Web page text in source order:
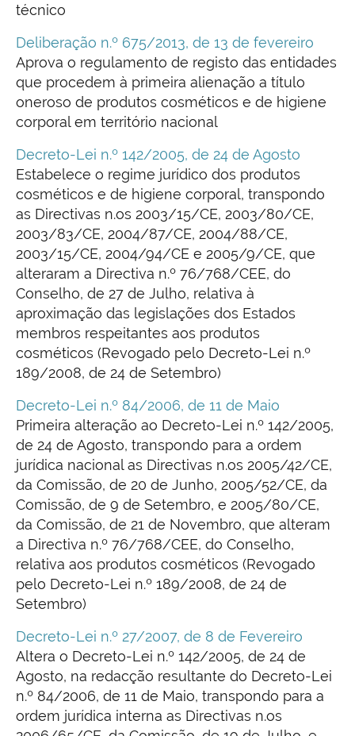
técnico
Deliberação n.º 675/2013, de 13 de fevereiro
Aprova o regulamento de registo das entidades
que procedem à primeira alienação a título
oneroso de produtos cosméticos e de higiene
corporal em território nacional
Decreto-Lei n.º 142/2005, de 24 de Agosto
Estabelece o regime jurídico dos produtos
cosméticos e de higiene corporal, transpondo
as Directivas n.os 2003/15/CE, 2003/80/CE,
2003/83/CE, 2004/87/CE, 2004/88/CE,
2003/15/CE, 2004/94/CE e 2005/9/CE, que
alteraram a Directiva n.º 76/768/CEE, do
Conselho, de 27 de Julho, relativa à
aproximação das legislações dos Estados
membros respeitantes aos produtos
cosméticos (Revogado pelo Decreto-Lei n.º
189/2008, de 24 de Setembro)
Decreto-Lei n.º 84/2006, de 11 de Maio
Primeira alteração ao Decreto-Lei n.º 142/2005,
de 24 de Agosto, transpondo para a ordem
jurídica nacional as Directivas n.os 2005/42/CE,
da Comissão, de 20 de Junho, 2005/52/CE, da
Comissão, de 9 de Setembro, e 2005/80/CE,
da Comissão, de 21 de Novembro, que alteram
a Directiva n.º 76/768/CEE, do Conselho,
relativa aos produtos cosméticos (Revogado
pelo Decreto-Lei n.º 189/2008, de 24 de
Setembro)
Decreto-Lei n.º 27/2007, de 8 de Fevereiro
Altera o Decreto-Lei n.º 142/2005, de 24 de
Agosto, na redacção resultante do Decreto-Lei
n.º 84/2006, de 11 de Maio, transpondo para a
ordem jurídica interna as Directivas n.os